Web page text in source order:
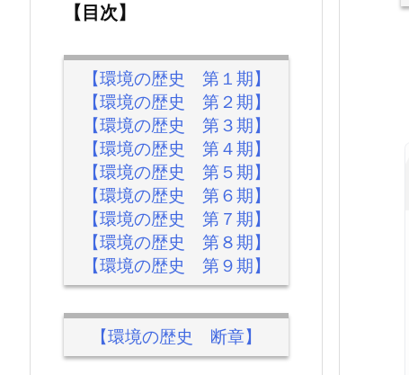
【目次】
【環境の歴史 第１期】
【環境の歴史 第２期】
【環境の歴史 第３期】
【環境の歴史 第４期】
【環境の歴史 第５期】
【環境の歴史 第６期】
【環境の歴史 第７期】
【環境の歴史 第８期】
【環境の歴史 第９期】
【環境の歴史 断章】